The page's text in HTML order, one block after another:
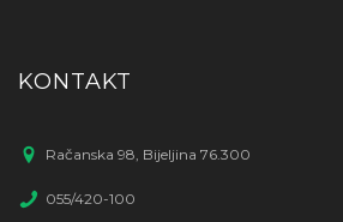
KONTAKT
Račanska 98, Bijeljina 76.300
055/420-100